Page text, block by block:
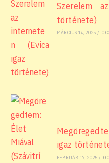
Szerelem
története)
MÁRCIUS 14, 2025 / 0
igaz
FEBRUÁR 17, 2025 / 0